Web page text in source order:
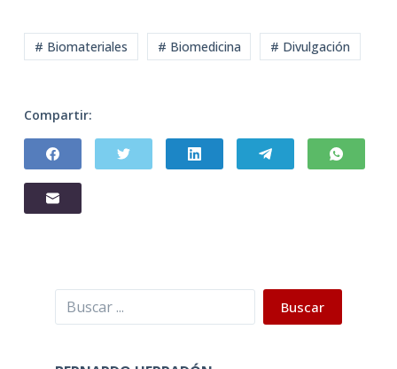
# Biomateriales # Biomedicina # Divulgación
Compartir:
Buscar Buscar